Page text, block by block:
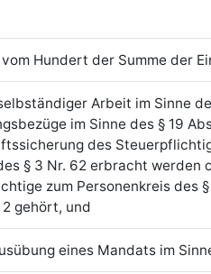
Hundert der Summe der
Arbeit im Sinne
im Sinne des § 19
des
§ 3 Nr. 62 erbracht werden
zum Personenkreis des
2 gehört, und
eines Mandats im